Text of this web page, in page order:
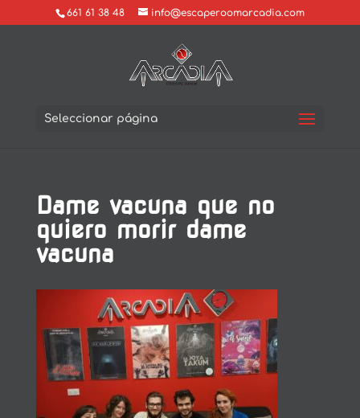
661 61 38 48 info@escaperoomarcadia.com
Seleccionar página
Dame vacuna que no
quiero morir dame
vacuna